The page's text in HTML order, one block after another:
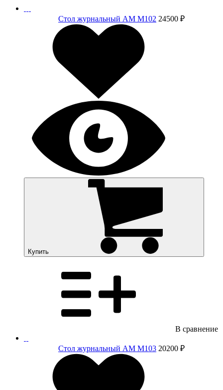
Стол журнальный АМ M102 24500 ₽
Купить
В сравнение
Стол журнальный АМ M103 20200 ₽